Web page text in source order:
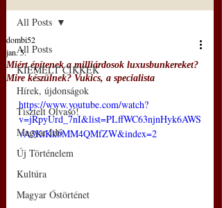
All Posts
KIEMELT CIKKEK
Hírek, újdonságok
Tisztelt Olvasó!
Magyar Idő
Új Történelem
Kultúra
Magyar Őstörténet
All Posts
Miért építenek a milliárdosok luxusbunkereket?
Mire készülnek? Vukics, a specialista
dombi52
jan. 5.
https://www.youtube.com/watch?
v=jRpyUrd_7nI&list=PLffWC63njnHyk6AWS
vA3KiKkbMM4QMfZW&index=2